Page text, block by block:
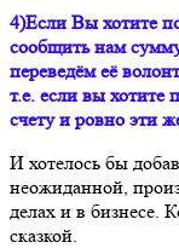
4)Если Вы хотите
сообщить нам
переведём её
т.е. если вы хотите
счету и ровно эти
И хотелось бы
неожиданной,
делах и в бизнесе.
сказкой.